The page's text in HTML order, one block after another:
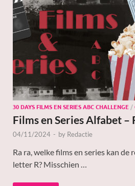
30 DAYS FILMS EN SERIES ABC CHALLENGE /
Films en Series Alfabet –
04/11/2024 - by Redactie
Ra ra, welke films en series kan de
letter R? Misschien …